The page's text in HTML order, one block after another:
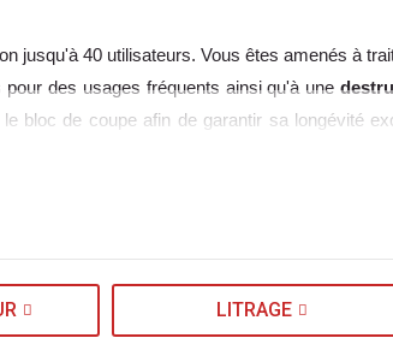
jusqu'à 40 utilisateurs. Vous êtes amenés à
des usages fréquents ainsi qu'à une
bloc de coupe afin de garantir sa longévité
LITRAGE